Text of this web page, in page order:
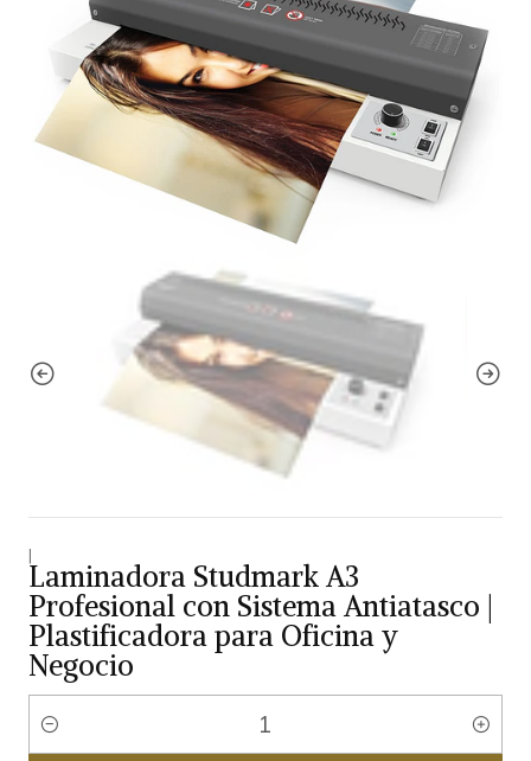
|
Laminadora Studmark A3
Profesional con Sistema Antiatasco |
Plastificadora para Oficina y
Negocio
Cantidad